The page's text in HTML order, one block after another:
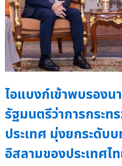
ไอแบงก์เข้าพบรอง
รัฐมนตรีว่าการกระท
ประเทศ มุ่งยกระดับ
อิสลามของประเทศไ